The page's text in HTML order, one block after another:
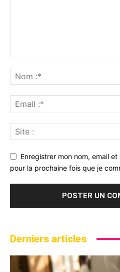
Enregistrer mon nom, email
pour la prochaine fois que je
Derniers articles